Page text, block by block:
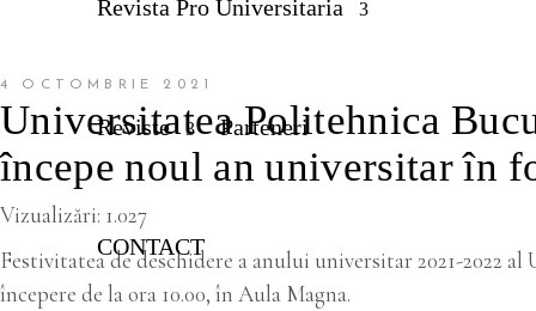
Revista Pro Universitaria
Reviste Parteneri
CONTACT
4 OCTOMBRIE 2021
Universitatea Politehnica
începe noul an universitar în
Vizualizări: 1.027
Festivitatea de deschidere a anului universitar 2021-2022
începere de la ora 10.00, în Aula Magna.